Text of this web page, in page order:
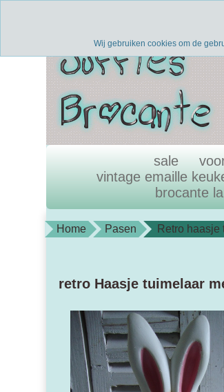
sale
vintage emaille
brocante
Home Pasen Retro haasje
retro Haasje tuimelaar
Wij gebruiken cookies om de